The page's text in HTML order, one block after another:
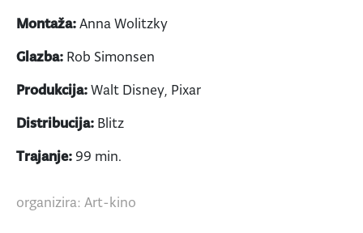
Montaža:Anna Wolitzky
Glazba: Rob Simonsen
Produkcija:Walt Disney, Pixar
Distribucija: Blitz
Trajanje: 99 min.
organizira: Art-kino